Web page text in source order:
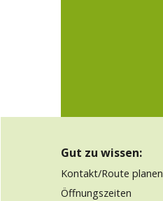
Gut zu wissen:
Kontakt/Route planen
Öffnungszeiten